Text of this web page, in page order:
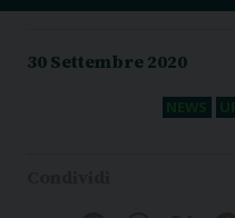
30 Settembre 2020